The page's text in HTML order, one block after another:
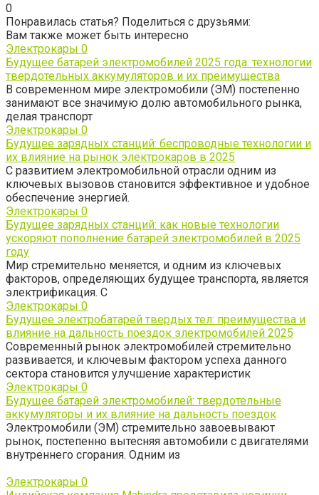
0
Понравилась статья? Поделиться с друзьями:
Вам также может быть интересно
Электрокары 0
Будущее батарей электромобилей 2025 года: технологии
твердотельных аккумуляторов и их преимущества
В современном мире электромобили (ЭМ) постепенно
занимают все значимую долю автомобильного рынка,
делая транспорт
Электрокары 0
Будущее зарядных станций: беспроводные технологии и
их влияние на рынок электрокаров в 2025
С развитием электромобильной отрасли одним из
ключевых вызовов становится эффективное и удобное
обеспечение энергией.
Электрокары 0
Будущее зарядных станций: как новые технологии
ускоряют пополнение батарей электромобилей в 2025
году
Мир стремительно меняется, и одним из ключевых
факторов, определяющих будущее транспорта, является
электрификация. С
Электрокары 0
Будущее электробатарей твердых тел: преимущества и
влияние на дальность поездок электромобилей 2025
Современный рынок электромобилей стремительно
развивается, и ключевым фактором успеха данного
сектора становится улучшение характеристик
Электрокары 0
Будущее батарей электромобилей: твердотельные
аккумуляторы и их влияние на дальность поездок
Электромобили (ЭМ) стремительно завоевывают
рынок, постепенно вытесняя автомобили с двигателями
внутреннего сгорания. Одним из
Электрокары 0